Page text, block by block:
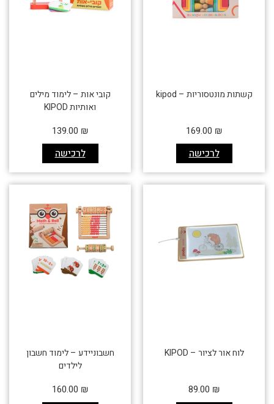
קשתות מונטסוריות – kipod
לרכישה
169.00 ₪
קובי אות – לימוד מילים
ואותיות KIPOD
לרכישה
139.00 ₪
לוח אור לציור – KIPOD
89.00 ₪
חשבוניידע – לימוד חשבון
לילדים
160.00 ₪